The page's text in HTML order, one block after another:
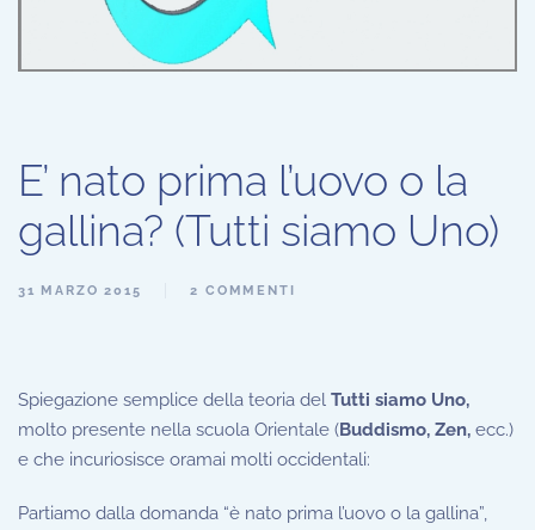
E’ nato prima l’uovo o la
gallina? (Tutti siamo Uno)
31 MARZO 2015 2 COMMENTI
Spiegazione semplice della teoria del Tutti siamo Uno,
molto presente nella scuola Orientale (Buddismo, Zen, ecc.)
e che incuriosisce oramai molti occidentali:
Partiamo dalla domanda “è nato prima l’uovo o la gallina”,